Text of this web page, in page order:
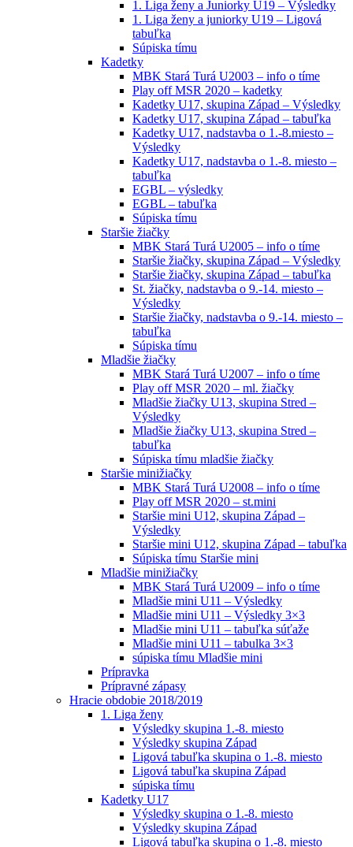
1. Liga ženy a Juniorky U19 – Výsledky
1. Liga ženy a juniorky U19 – Ligová
tabuľka
Súpiska tímu
Kadetky
MBK Stará Turá U2003 – info o tíme
Play off MSR 2020 – kadetky
Kadetky U17, skupina Západ – Výsledky
Kadetky U17, skupina Západ – tabuľka
Kadetky U17, nadstavba o 1.-8.miesto –
Výsledky
Kadetky U17, nadstavba o 1.-8. miesto –
tabuľka
EGBL – výsledky
EGBL – tabuľka
Súpiska tímu
Staršie žiačky
MBK Stará Turá U2005 – info o tíme
Staršie žiačky, skupina Západ – Výsledky
Staršie žiačky, skupina Západ – tabuľka
St. žiačky, nadstavba o 9.-14. miesto –
Výsledky
Staršie žiačky, nadstavba o 9.-14. miesto –
tabuľka
Súpiska tímu
Mladšie žiačky
MBK Stará Turá U2007 – info o tíme
Play off MSR 2020 – ml. žiačky
Mladšie žiačky U13, skupina Stred –
Výsledky
Mladšie žiačky U13, skupina Stred –
tabuľka
Súpiska tímu mladšie žiačky
Staršie minižiačky
MBK Stará Turá U2008 – info o tíme
Play off MSR 2020 – st.mini
Staršie mini U12, skupina Západ –
Výsledky
Staršie mini U12, skupina Západ – tabuľka
Súpiska tímu Staršie mini
Mladšie minižiačky
MBK Stará Turá U2009 – info o tíme
Mladšie mini U11 – Výsledky
Mladšie mini U11 – Výsledky 3×3
Mladšie mini U11 – tabuľka súťaže
Mladšie mini U11 – tabulka 3×3
súpiska tímu Mladšie mini
Prípravka
Prípravné zápasy
Hracie obdobie 2018/2019
1. Liga ženy
Výsledky skupina 1.-8. miesto
Výsledky skupina Západ
Ligová tabuľka skupina o 1.-8. miesto
Ligová tabuľka skupina Západ
súpiska tímu
Kadetky U17
Výsledky skupina o 1.-8. miesto
Výsledky skupina Západ
Ligová tabuľka skupina o 1.-8. miesto